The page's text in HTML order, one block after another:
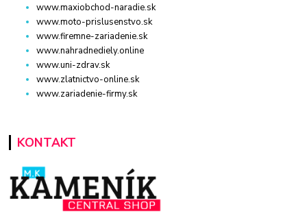
www.maxiobchod-naradie.sk
www.moto-prislusenstvo.sk
www.firemne-zariadenie.sk
www.nahradnediely.online
www.uni-zdrav.sk
www.zlatnictvo-online.sk
www.zariadenie-firmy.sk
KONTAKT